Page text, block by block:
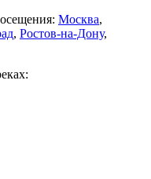
Москва,
, Ростов-на-Дону,